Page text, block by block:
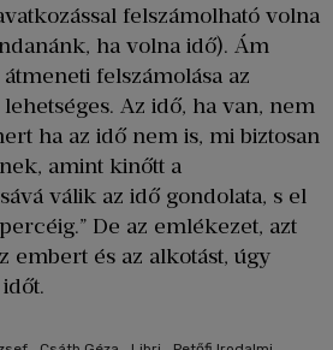
felszámolható volna
ha volna idő). Ám
felszámolása az
Az idő, ha van, nem
ha az idő nem is, mi biztosan
amint kinőtt a
válik az idő gondolata, s el
De az emlékezet, azt
embert és az alkotást, úgy